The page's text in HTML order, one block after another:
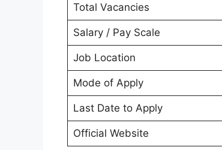
Total Vacancies
Salary / Pay Scale
Job Location
Mode of Apply
Last Date to Apply
Official Website